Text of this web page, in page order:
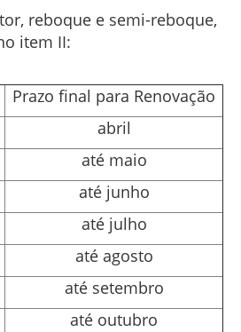
reboque e semi-reboque,
item II:
Prazo final para Renovação
abril
até maio
até junho
até julho
até agosto
até setembro
até outubro